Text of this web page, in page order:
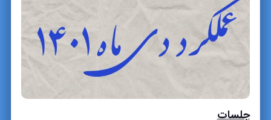
جلسات